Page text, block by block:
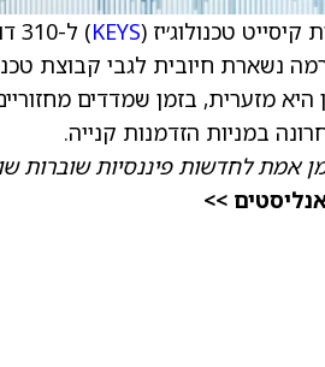
טכנולוג׳יז (KEYS
נשארת חיובית לגבי קבוצת
מזערית, בזמן שמדדים
אמת לחדשות פיננסיות שוברות
>>